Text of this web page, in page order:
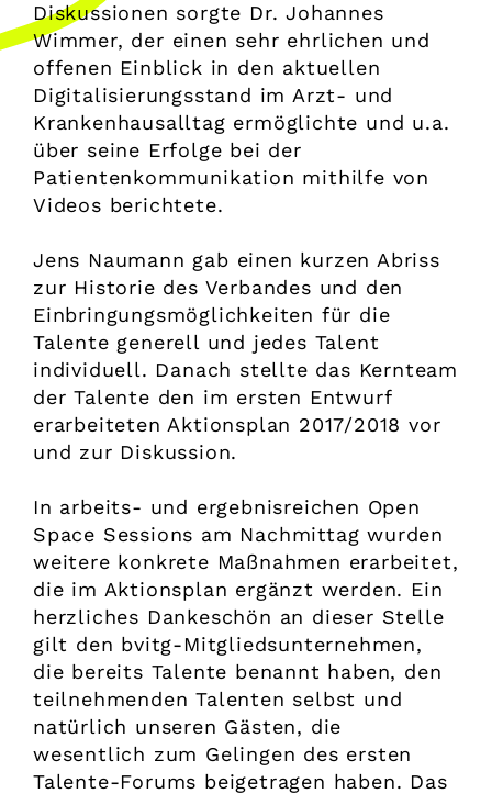
Diskussionen sorgte Dr. Johannes
Wimmer, der einen sehr ehrlichen und
offenen Einblick in den aktuellen
Digitalisierungsstand im Arzt- und
Krankenhausalltag ermöglichte und u.a.
über seine Erfolge bei der
Patientenkommunikation mithilfe von
Videos berichtete.
Jens Naumann gab einen kurzen Abriss
zur Historie des Verbandes und den
Einbringungsmöglichkeiten für die
Talente generell und jedes Talent
individuell. Danach stellte das Kernteam
der Talente den im ersten Entwurf
erarbeiteten Aktionsplan 2017/2018 vor
und zur Diskussion.
In arbeits- und ergebnisreichen Open
Space Sessions am Nachmittag wurden
weitere konkrete Maßnahmen erarbeitet,
die im Aktionsplan ergänzt werden. Ein
herzliches Dankeschön an dieser Stelle
gilt den ­bvitg-Mitgliedsunternehmen,
die bereits Talente benannt haben, den
teilnehmenden Talenten selbst und
natürlich unseren Gästen, die
wesentlich zum Gelingen des ersten
Talente-Forums beigetragen haben. Das